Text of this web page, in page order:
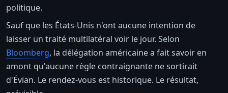
politique.
Sauf que les États-Unis n'ont aucune intention de
laisser un traité multilatéral voir le jour. Selon
Bloomberg, la délégation américaine a fait savoir en
amont qu'aucune règle contraignante ne sortirait
d'Évian. Le rendez-vous est historique. Le résultat,